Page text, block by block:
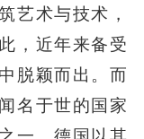
艺术与技术，
，近年来备受
脱颖而出。而
名于世的国家